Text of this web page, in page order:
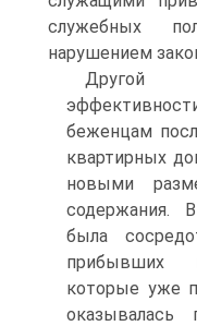
служебных
нарушением
Другой
беженцам
квартирных
новыми
содержания.
была
прибывших
которые уже
оказывалась